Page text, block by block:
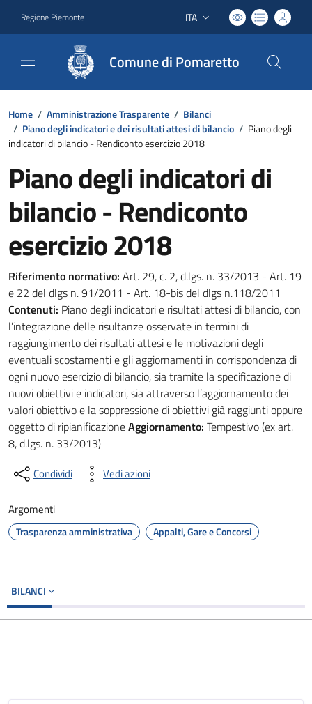
Regione Piemonte Lingua attiva:
ITA
Comune di Pomaretto
Home / Amministrazione Trasparente / Bilanci
/ Piano degli indicatori e dei risultati attesi di bilancio / Piano degli
indicatori di bilancio - Rendiconto esercizio 2018
Piano degli indicatori di
bilancio - Rendiconto
esercizio 2018
Riferimento normativo: Art. 29, c. 2, d.lgs. n. 33/2013 - Art. 19
e 22 del dlgs n. 91/2011 - Art. 18-bis del dlgs n.118/2011
Contenuti: Piano degli indicatori e risultati attesi di bilancio, con
l’integrazione delle risultanze osservate in termini di
raggiungimento dei risultati attesi e le motivazioni degli
eventuali scostamenti e gli aggiornamenti in corrispondenza di
ogni nuovo esercizio di bilancio, sia tramite la specificazione di
nuovi obiettivi e indicatori, sia attraverso l’aggiornamento dei
valori obiettivo e la soppressione di obiettivi già raggiunti oppure
oggetto di ripianificazioneAggiornamento: Tempestivo (ex art.
8, d.lgs. n. 33/2013)
Condividi Vedi azioni
Argomenti
Trasparenza amministrativa Appalti, Gare e Concorsi
BILANCI